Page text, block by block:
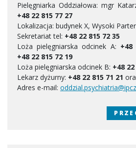
Pielęgniarka Oddziałowa: mgr
+48 22 815 77 27
Lokalizacja: budynek X, Wysoki Parter
Sekretariat tel: +48 22 815 72 35
Loża pielęgniarska odcinek A:
+48 22 815 72 19
Loża pielęgniarska odcinek B: +48
Lekarz dyżurny: +48 22 815 71 21
Adres e-mail: